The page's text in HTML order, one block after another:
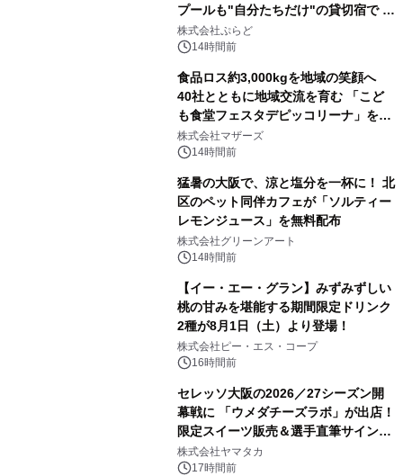
プールも"自分たちだけ"の貸切宿で 1
日1組限定「岩屋温泉 絵島別庭 海と
森」の握り寿司プラン
株式会社ぷらど
14時間前
食品ロス約3,000kgを地域の笑顔へ
40社とともに地域交流を育む 「こど
も食堂フェスタデピッコリーナ」を9
月5日(土)開催
株式会社マザーズ
14時間前
猛暑の大阪で、涼と塩分を一杯に！ 北
区のペット同伴カフェが「ソルティー
レモンジュース」を無料配布
株式会社グリーンアート
14時間前
【イー・エー・グラン】みずみずしい
桃の甘みを堪能する期間限定ドリンク
2種が8月1日（土）より登場！
株式会社ピー・エス・コープ
16時間前
セレッソ大阪の2026／27シーズン開
幕戦に 「ウメダチーズラボ」が出店！
限定スイーツ販売＆選手直筆サイング
ッズが当たる抽選会を 8月8日に開催
株式会社ヤマタカ
17時間前